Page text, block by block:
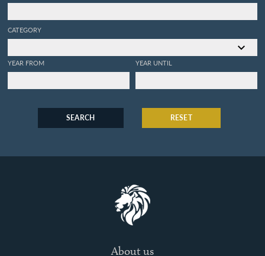
CATEGORY
YEAR FROM YEAR UNTIL
SEARCH RESET
About us